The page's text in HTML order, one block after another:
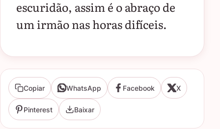
escuridão, assim é o abraço de
um irmão nas horas difíceis.
Copiar WhatsApp Facebook X
Pinterest Baixar